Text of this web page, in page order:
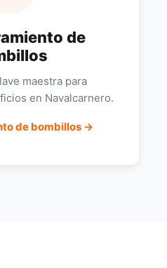
de
maestra para
en Navalcarnero.
de bombillos →